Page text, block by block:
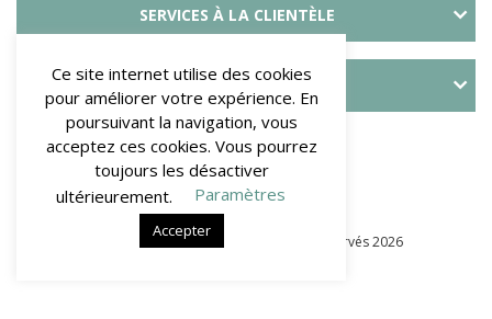
SERVICES À LA CLIENTÈLE
À PROPOS DE SLID’UP
PAYMENT METHODS
© Mantion NA - SLID’UP. Tous droits réservés 2026
Ce site internet utilise des cookies
pour améliorer votre expérience. En
poursuivant la navigation, vous
acceptez ces cookies. Vous pourrez
toujours les désactiver
ultérieurement.
Paramètres
Accepter